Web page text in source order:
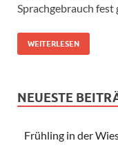
Sprachgebrauch fest
WEITERLESEN
NEUESTE
Frühling in der